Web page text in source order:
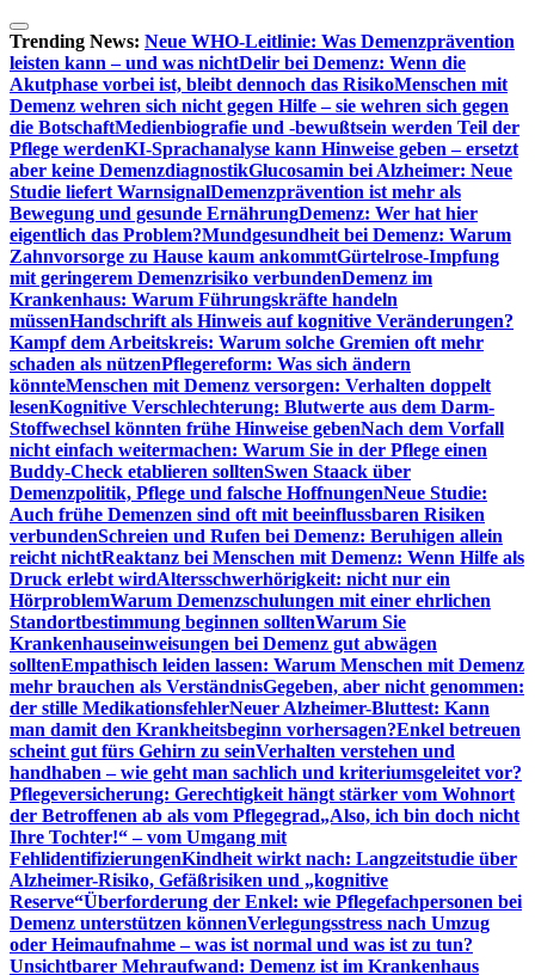
Zum
Inhalt
springen
Trending News: Neue WHO-Leitlinie: Was Demenzprävention
leisten kann – und was nichtDelir bei Demenz: Wenn die
Akutphase vorbei ist, bleibt dennoch das RisikoMenschen mit
Demenz wehren sich nicht gegen Hilfe – sie wehren sich gegen
die BotschaftMedienbiografie und -bewußtsein werden Teil der
Pflege werdenKI-Sprachanalyse kann Hinweise geben – ersetzt
aber keine DemenzdiagnostikGlucosamin bei Alzheimer: Neue
Studie liefert WarnsignalDemenzprävention ist mehr als
Bewegung und gesunde ErnährungDemenz: Wer hat hier
eigentlich das Problem?Mundgesundheit bei Demenz: Warum
Zahnvorsorge zu Hause kaum ankommtGürtelrose-Impfung
mit geringerem Demenzrisiko verbundenDemenz im
Krankenhaus: Warum Führungskräfte handeln
müssenHandschrift als Hinweis auf kognitive Veränderungen?
Kampf dem Arbeitskreis: Warum solche Gremien oft mehr
schaden als nützenPflegereform: Was sich ändern
könnteMenschen mit Demenz versorgen: Verhalten doppelt
lesenKognitive Verschlechterung: Blutwerte aus dem Darm-
Stoffwechsel könnten frühe Hinweise gebenNach dem Vorfall
nicht einfach weitermachen: Warum Sie in der Pflege einen
Buddy-Check etablieren solltenSwen Staack über
Demenzpolitik, Pflege und falsche HoffnungenNeue Studie:
Auch frühe Demenzen sind oft mit beeinflussbaren Risiken
verbundenSchreien und Rufen bei Demenz: Beruhigen allein
reicht nichtReaktanz bei Menschen mit Demenz: Wenn Hilfe als
Druck erlebt wirdAltersschwerhörigkeit: nicht nur ein
HörproblemWarum Demenzschulungen mit einer ehrlichen
Standortbestimmung beginnen solltenWarum Sie
Krankenhauseinweisungen bei Demenz gut abwägen
solltenEmpathisch leiden lassen: Warum Menschen mit Demenz
mehr brauchen als VerständnisGegeben, aber nicht genommen:
der stille MedikationsfehlerNeuer Alzheimer-Bluttest: Kann
man damit den Krankheitsbeginn vorhersagen?Enkel betreuen
scheint gut fürs Gehirn zu seinVerhalten verstehen und
handhaben – wie geht man sachlich und kriteriumsgeleitet vor?
Pflegeversicherung: Gerechtigkeit hängt stärker vom Wohnort
der Betroffenen ab als vom Pflegegrad„Also, ich bin doch nicht
Ihre Tochter!“ – vom Umgang mit
FehlidentifizierungenKindheit wirkt nach: Langzeitstudie über
Alzheimer-Risiko, Gefäßrisiken und „kognitive
Reserve“Überforderung der Enkel: wie Pflegefachpersonen bei
Demenz unterstützen könnenVerlegungsstress nach Umzug
oder Heimaufnahme – was ist normal und was ist zu tun?
Unsichtbarer Mehraufwand: Demenz ist im Krankenhaus